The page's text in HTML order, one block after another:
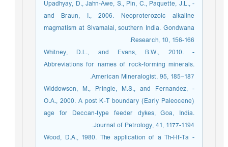
- Upadhyay, D., Jahn-Awe, S., Pin, C., Paquette, J.L.,
and Braun, I., 2006. Neoproterozoic alkaline
magmatism at Sivamalai, southern India. Gondwana
Research, 10, 156-166.
- Whitney, D.L., and Evans, B.W., 2010.
Abbreviations for names of rock-forming minerals.
American Mineralogist, 95, 185–187.
- Widdowson, M., Pringle, M.S., and Fernandez,
O.A., 2000. A post K-T boundary (Early Paleocene)
age for Deccan-type feeder dykes, Goa, India.
Journal of Petrology, 41, 1177-1194.
- Wood, D.A., 1980. The application of a Th-Hf-Ta